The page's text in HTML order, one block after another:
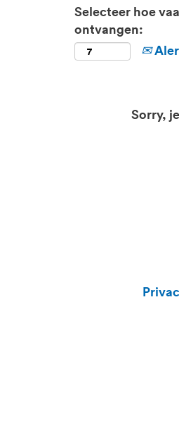
Selecteer hoe
ontvangen:
Sorry,